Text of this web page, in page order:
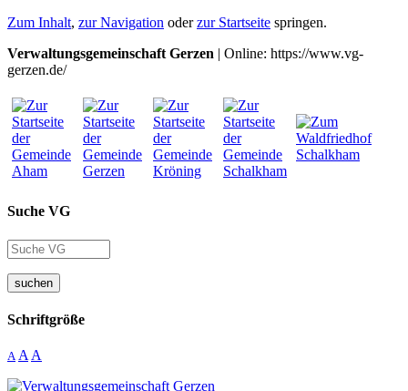
Zum Inhalt, zur Navigation oderzur Startseite springen.
Verwaltungsgemeinschaft Gerzen | Online: https://www.vg-
gerzen.de/
Suche VG
suchen
Schriftgröße
A A A